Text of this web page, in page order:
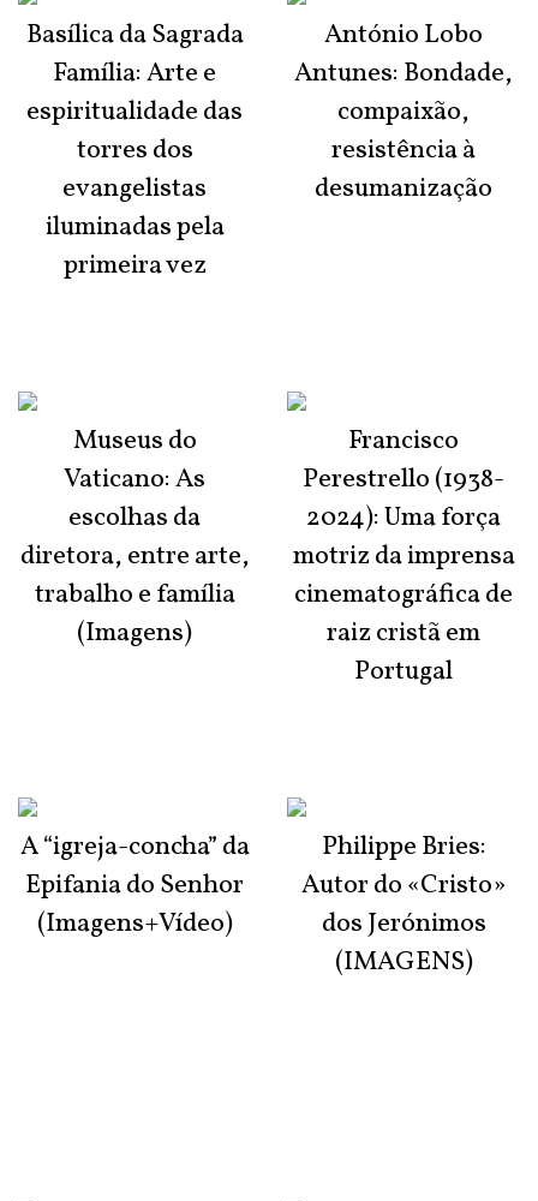
Basílica da Sagrada
Família: Arte e
espiritualidade das
torres dos
evangelistas
iluminadas pela
primeira vez
Museus do
Vaticano: As
escolhas da
diretora, entre arte,
trabalho e família
(Imagens)
A “igreja-concha” da
Epifania do Senhor
(Imagens+Vídeo)
António Lobo
Antunes: Bondade,
compaixão,
resistência à
desumanização
Francisco
Perestrello (1938-
2024): Uma força
motriz da imprensa
cinematográfica de
raiz cristã em
Portugal
Philippe Bries:
Autor do «Cristo»
dos Jerónimos
(IMAGENS)